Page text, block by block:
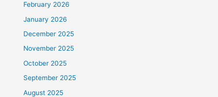
February 2026
January 2026
December 2025
November 2025
October 2025
September 2025
August 2025